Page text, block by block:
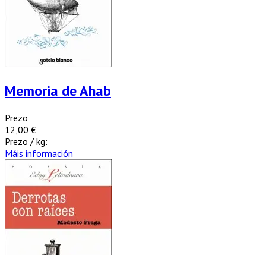
Memoria de Ahab
Prezo
12,00 €
Prezo / kg:
Máis información